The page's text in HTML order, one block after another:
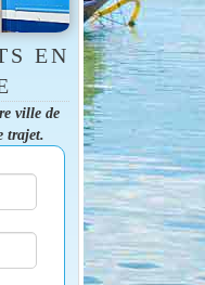
EN
ville de
trajet.